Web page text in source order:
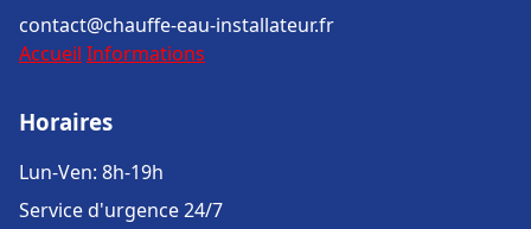
contact@chauffe-eau-installateur.fr
Accueil Informations
Horaires
Lun-Ven: 8h-19h
Service d'urgence 24/7